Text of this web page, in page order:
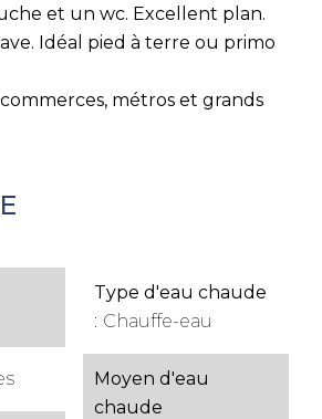
et un wc. Excellent plan.
Idéal pied à terre ou primo
métros et grands
Type d'eau chaude
Chauffe-eau
Moyen d'eau
chaude